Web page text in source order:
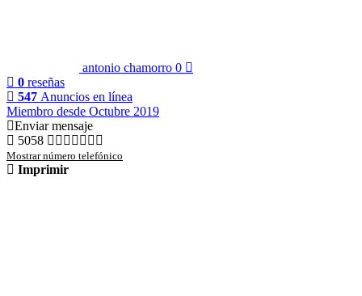
antonio chamorro 0
0 reseñas
547 Anuncios en línea
Miembro desde Octubre 2019
Enviar mensaje
5058
Mostrar número telefónico
Imprimir